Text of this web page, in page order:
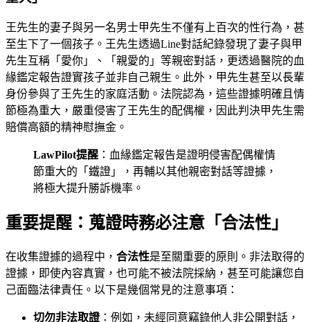
王先生的妻子與另一名男士甲先生不僅有上百次的性行為，甚
至生下了一個孩子。王先生透過Line對話紀錄發現了妻子與甲
先生互稱「愛你」、「親愛的」等親密對話，更透過醫院的血
緣鑑定報告證實孩子並非自己親生。此外，甲先生甚至以長輩
身份參與了王先生的家庭活動。法院認為，這些證據明確且情
節極為重大，嚴重侵害了王先生的配偶權，因此判決甲先生需
賠償高額的精神慰撫金。
LawPilot提醒 ：血緣鑑定報告是證明侵害配偶權情
節重大的「鐵證」，再輔以其他親密對話等證據，
將極大提升勝訴機率。
重要提醒：蒐證時務必注意「合法性」
在收集證據的過程中， 合法性是至關重要的原則。非法取得的
證據，即使內容真實，也可能不被法院採納，甚至可能讓您自
己面臨法律責任。以下是幾個常見的注意事項：
切勿非法取證：例如，未經同意竊錄他人非公開對話，